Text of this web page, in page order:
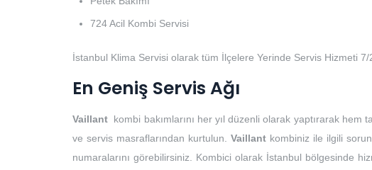
724 Acil Kombi Servisi
İstanbul Klima Servisi olarak tüm İlçelere Yerinde Servis Hizmeti 7/
En Geniş Servis Ağı
Vaillant kombi bakımlarını her yıl düzenli olarak yaptırarak hem
ve servis masraflarından kurtulun.Vaillant kombiniz ile ilgili
numaralarını görebilirsiniz. Kombici olarak İstanbul bölgesinde